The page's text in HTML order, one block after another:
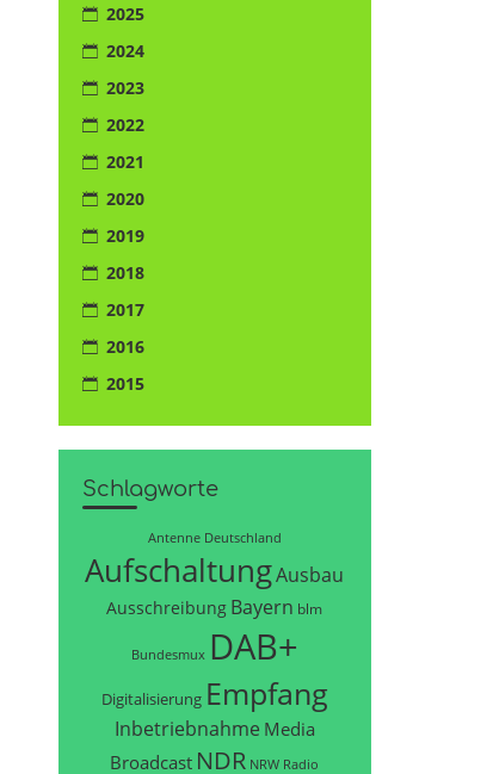
2025
2024
2023
2022
2021
2020
2019
2018
2017
2016
2015
Schlagworte
Antenne Deutschland
AufschaltungAusbau
Ausschreibung Bayern blm
Bundesmux DAB+
Digitalisierung Empfang
Inbetriebnahme Media
Broadcast NDR NRW Radio